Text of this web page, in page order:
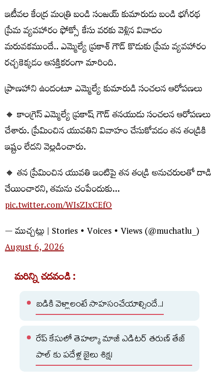
ఇటీవల కేంద్ర మంత్రి బండి సంజయ్ కుమారుడు బండి భగీరథ
ప్రేమ వ్యవహారం ఫోక్సో కేసు వరకు వెళ్లిన వివాదం
మరువకముందే.. ఎమ్మెల్యే ప్రకాశ్ గౌడ్ కొడుకు ప్రేమ వ్యవహారం
రచ్చకెక్కడం ఆసక్తికరంగా మారింది.
ప్రాణహాని ఉందంటూ ఎమ్మెల్యే కుమారుడి సంచలన ఆరోపణలు
🔸 కాంగ్రెస్ ఎమ్మెల్యే ప్రకాష్ గౌడ్ తనయుడు సంచలన ఆరోపణలు
చేశారు. ప్రేమించిన యువతిని వివాహం చేసుకోవడం తన తండ్రికి
ఇష్టం లేదని వెల్లడించారు.
🔸 తన ప్రేమించిన యువతి ఇంటిపై తన తండ్రి అనుచరులతో దాడి
చేయించారని, తమను చంపేందుకు…
pic.twitter.com/WIsZIxCEfO
— ముచ్చట్లు | Stories • Voices • Views (@muchatlu_)
August 6, 2026
మరిన్ని చదవండి :
బడికి వెళ్లాలంటే సాహసంచేయాల్సిందే..!
రేప్ కేసులో తెహల్కా మాజీ ఎడిటర్ తరుణ్ తేజ్
పాల్ కు పదేళ్ల జైలు శిక్ష!